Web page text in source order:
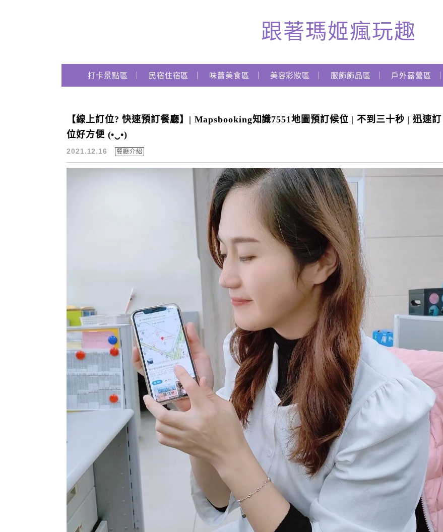
跟著瑪姬瘋玩趣
跟著瑪姬瘋玩趣
Main Menu
打卡景點區 民宿住宿區 味蕾美食區 美容彩妝區 服飾飾品區 戶外露營區
instafood
【線上訂位? 快速預訂餐廳】| Mapsbooking知識7551地圖預訂候位 | 不到三十秒 | 迅速訂
位好方便 (•‿•)
2021.12.16 餐廳介紹